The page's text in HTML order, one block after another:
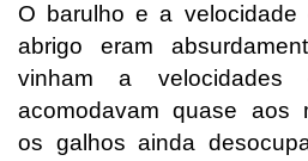
O barulho e a
abrigo eram
vinham a velocidades
acomodavam quase aos
os galhos ainda